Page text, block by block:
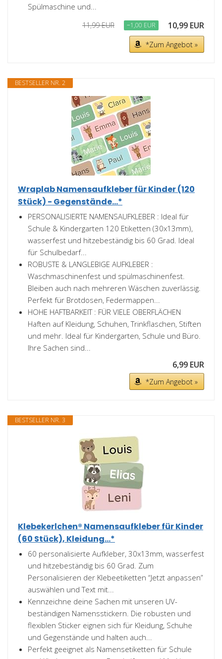
Spülmaschine und...
11,99 EUR −1,00 EUR 10,99 EUR
*Zum Angebot »
BESTSELLER NR. 2
Wraplab Namensaufkleber für Kinder (120
Stück) - Gegenstände...*
PERSONALISIERTE NAMENSAUFKLEBER : Ideal für
Schule & Kindergarten 120 Etiketten (30x13mm),
wasserfest und hitzebeständig bis 60 Grad. Ideal
für Schulbedarf...
ROBUSTE & LANGLEBIGE AUFKLEBER :
Waschmaschinenfest und spülmaschinenfest.
Bleiben auch nach mehreren Wäschen zuverlässig.
Perfekt für Brotdosen, Federmappen...
HOHE HAFTBARKEIT : FÜR VIELE OBERFLÄCHEN
Haften auf Kleidung, Schuhen, Trinkflaschen, Stiften
und mehr. Ideal für Kindergarten, Schule und Büro.
Ihre Sachen sind...
6,99 EUR
*Zum Angebot »
BESTSELLER NR. 3
Klebekerlchen® Namensaufkleber für Kinder
(60 Stück), Kleidung...*
60 personalisierte Aufkleber, 30x13mm, wasserfest
und hitzebeständig bis 60 Grad. Zum
Personalisieren der Klebeetiketten “Jetzt anpassen”
auswählen und Text mit...
Kennzeichne deine Sachen mit unseren UV-
beständigen Namensstickern. Die robusten und
flexiblen Sticker eignen sich für Kleidung, Schuhe
und Gegenstände und halten auch...
Perfekt geeignet als Namensetiketten für Schule